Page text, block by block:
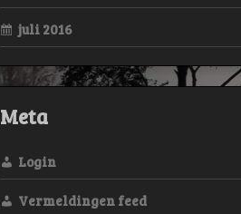
juli 2016
Meta
Login
Vermeldingen feed